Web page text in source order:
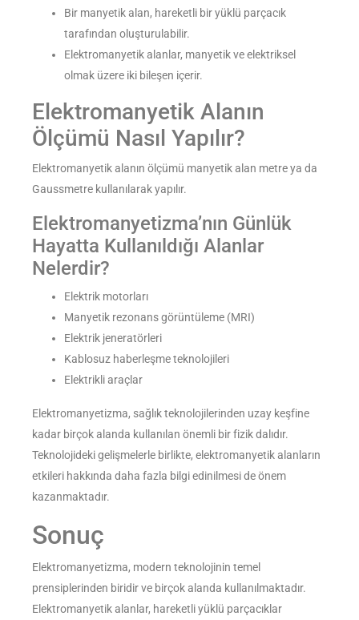
Bir manyetik alan, hareketli bir yüklü parçacık
tarafından oluşturulabilir.
Elektromanyetik alanlar, manyetik ve elektriksel
olmak üzere iki bileşen içerir.
Elektromanyetik Alanın
Ölçümü Nasıl Yapılır?
Elektromanyetik alanın ölçümü manyetik alan metre ya da
Gaussmetre kullanılarak yapılır.
Elektromanyetizma’nın Günlük
Hayatta Kullanıldığı Alanlar
Nelerdir?
Elektrik motorları
Manyetik rezonans görüntüleme (MRI)
Elektrik jeneratörleri
Kablosuz haberleşme teknolojileri
Elektrikli araçlar
Elektromanyetizma, sağlık teknolojilerinden uzay keşfine
kadar birçok alanda kullanılan önemli bir fizik dalıdır.
Teknolojideki gelişmelerle birlikte, elektromanyetik alanların
etkileri hakkında daha fazla bilgi edinilmesi de önem
kazanmaktadır.
Sonuç
Elektromanyetizma, modern teknolojinin temel
prensiplerinden biridir ve birçok alanda kullanılmaktadır.
Elektromanyetik alanlar, hareketli yüklü parçacıklar